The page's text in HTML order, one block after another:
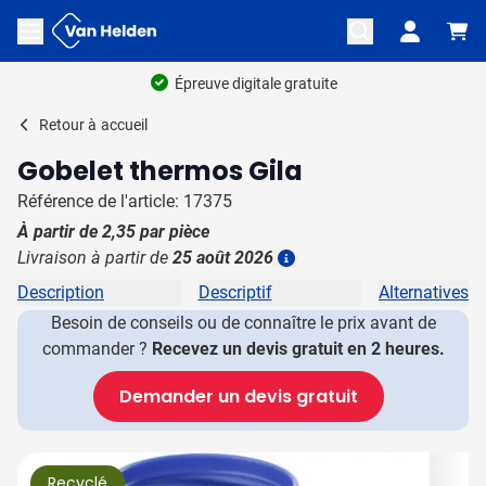
Aller au contenu
Ouvrir le menu
Épreuve digitale gratuite
Retour à accueil
Gobelet thermos Gila
Référence de l'article: 17375
À partir de 2,35 par pièce
Livraison à partir de 25 août 2026
Description Descriptif
Alternatives
Besoin de conseils ou de connaître le prix avant de
commander ? Recevez un devis gratuit en 2 heures.
Demander un devis gratuit
Image principale
Cliquez pour voir l'image en plein écran